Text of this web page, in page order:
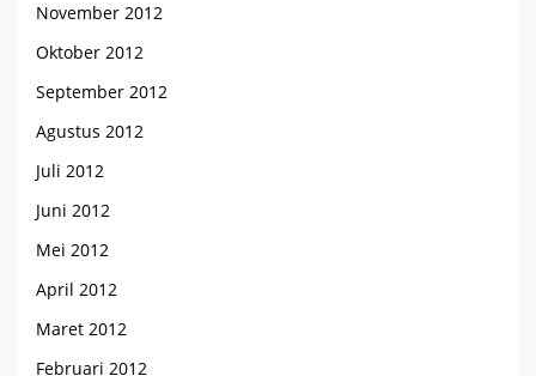
November 2012
Oktober 2012
September 2012
Agustus 2012
Juli 2012
Juni 2012
Mei 2012
April 2012
Maret 2012
Februari 2012